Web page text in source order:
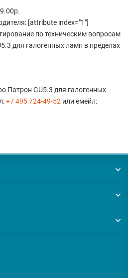
[attribute index="1"]
по техническим вопросам
для галогенных ламп в пределах
Патрон GU5.3 для галогенных
+7 495 724-49-52 или емейл: